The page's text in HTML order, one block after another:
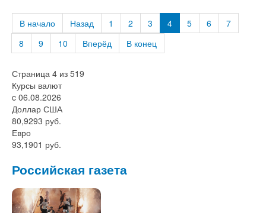
В начало Назад 1 2 3 4 5 6
7
8
9 10 Вперёд В конец
Страница 4 из 519
Курсы валют
c 06.08.2026
Доллар США
80,9293 руб.
Евро
93,1901 руб.
Российская газета